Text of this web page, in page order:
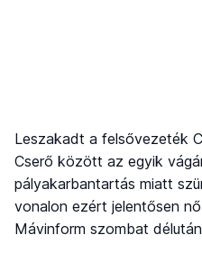
Leszakadt a felsővezeték
Cserő között az egyik
pályakarbantartás miatt
vonalon ezért jelentősen
Mávinform szombat